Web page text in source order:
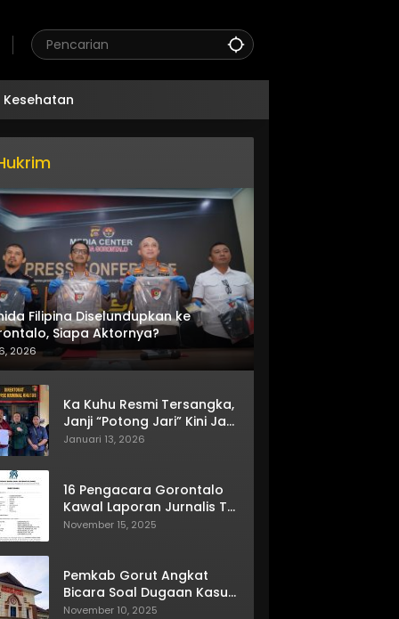
Kesehatan
Filipina Diselundupkan ke
Siapa Aktornya?
2026
Ka Kuhu Resmi Tersangka,
Janji “Potong Jari” Kini Jadi
Bumerang
Januari 13, 2026
16 Pengacara Gorontalo
Kawal Laporan Jurnalis TV
One
November 15, 2025
Pemkab Gorut Angkat
Bicara Soal Dugaan Kasus
Asusila Oknum ASN
November 10, 2025